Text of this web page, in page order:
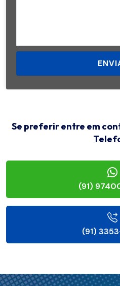
Se preferir entre em
(91)
(91)